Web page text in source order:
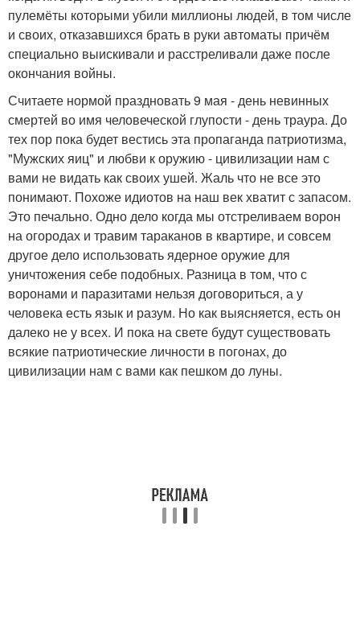
пулемёты которыми убили миллионы людей, в том числе
и своих, отказавшихся брать в руки автоматы причём
специально выискивали и расстреливали даже после
окончания войны.
Считаете нормой праздновать 9 мая - день невинных
смертей во имя человеческой глупости - день траура. До
тех пор пока будет вестись эта пропаганда патриотизма,
"Мужских яиц" и любви к оружию - цивилизации нам с
вами не видать как своих ушей. Жаль что не все это
понимают. Похоже идиотов на наш век хватит с запасом.
Это печально. Одно дело когда мы отстреливаем ворон
на огородах и травим тараканов в квартире, и совсем
другое дело использовать ядерное оружие для
уничтожения себе подобных. Разница в том, что с
воронами и паразитами нельзя договориться, а у
человека есть язык и разум. Но как выясняется, есть он
далеко не у всех. И пока на свете будут существовать
всякие патриотические личности в погонах, до
цивилизации нам с вами как пешком до луны.